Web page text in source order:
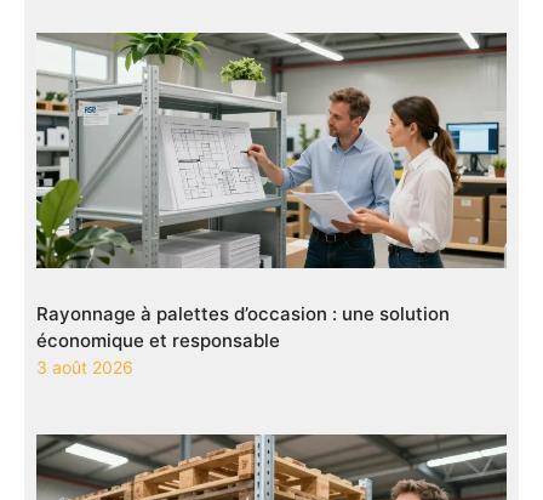
Rayonnage à palettes d’occasion : une solution
économique et responsable
3 août 2026